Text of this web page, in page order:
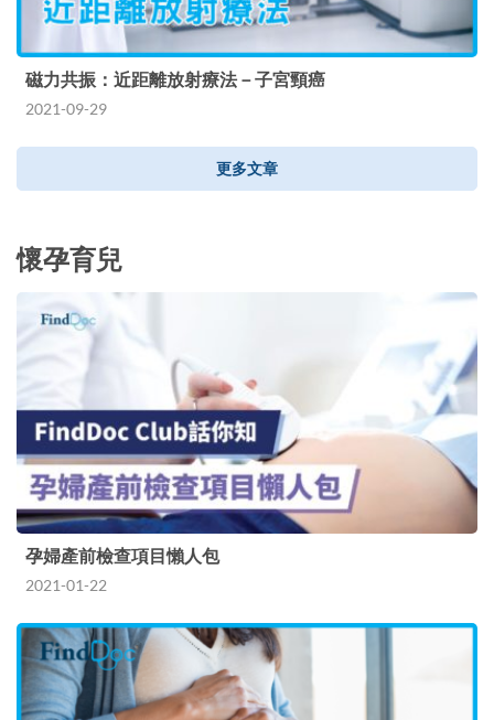
磁力共振：近距離放射療法－子宮頸癌
2021-09-29
更多文章
懷孕育兒
孕婦產前檢查項目懶人包
2021-01-22